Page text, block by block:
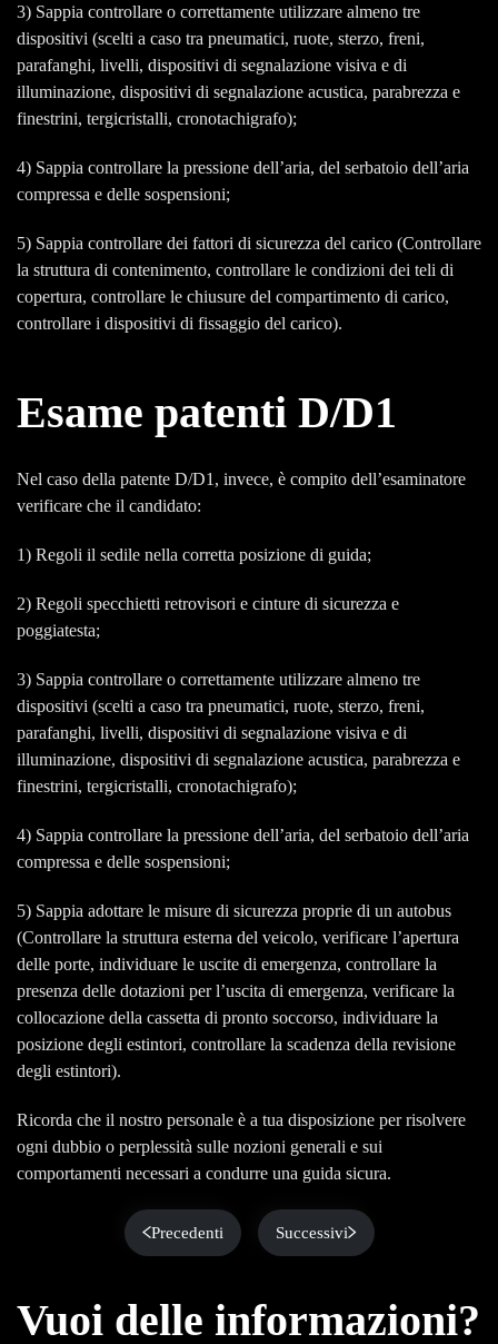
3) Sappia controllare o correttamente utilizzare almeno tre
dispositivi (scelti a caso tra pneumatici, ruote, sterzo, freni,
parafanghi, livelli, dispositivi di segnalazione visiva e di
illuminazione, dispositivi di segnalazione acustica, parabrezza e
finestrini, tergicristalli, cronotachigrafo);
4) Sappia controllare la pressione dell’aria, del serbatoio dell’aria
compressa e delle sospensioni;
5) Sappia controllare dei fattori di sicurezza del carico (Controllare
la struttura di contenimento, controllare le condizioni dei teli di
copertura, controllare le chiusure del compartimento di carico,
controllare i dispositivi di fissaggio del carico).
Esame patenti D/D1
Nel caso della patente D/D1, invece, è compito dell’esaminatore
verificare che il candidato:
1) Regoli il sedile nella corretta posizione di guida;
2) Regoli specchietti retrovisori e cinture di sicurezza e
poggiatesta;
3) Sappia controllare o correttamente utilizzare almeno tre
dispositivi (scelti a caso tra pneumatici, ruote, sterzo, freni,
parafanghi, livelli, dispositivi di segnalazione visiva e di
illuminazione, dispositivi di segnalazione acustica, parabrezza e
finestrini, tergicristalli, cronotachigrafo);
4) Sappia controllare la pressione dell’aria, del serbatoio dell’aria
compressa e delle sospensioni;
5) Sappia adottare le misure di sicurezza proprie di un autobus
(Controllare la struttura esterna del veicolo, verificare l’apertura
delle porte, individuare le uscite di emergenza, controllare la
presenza delle dotazioni per l’uscita di emergenza, verificare la
collocazione della cassetta di pronto soccorso, individuare la
posizione degli estintori, controllare la scadenza della revisione
degli estintori).
Ricorda che il nostro personale è a tua disposizione per risolvere
ogni dubbio o perplessità sulle nozioni generali e sui
comportamenti necessari a condurre una guida sicura.
Precedenti Successivi
Vuoi delle informazioni?